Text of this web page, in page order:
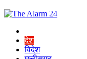
देश
विदेश